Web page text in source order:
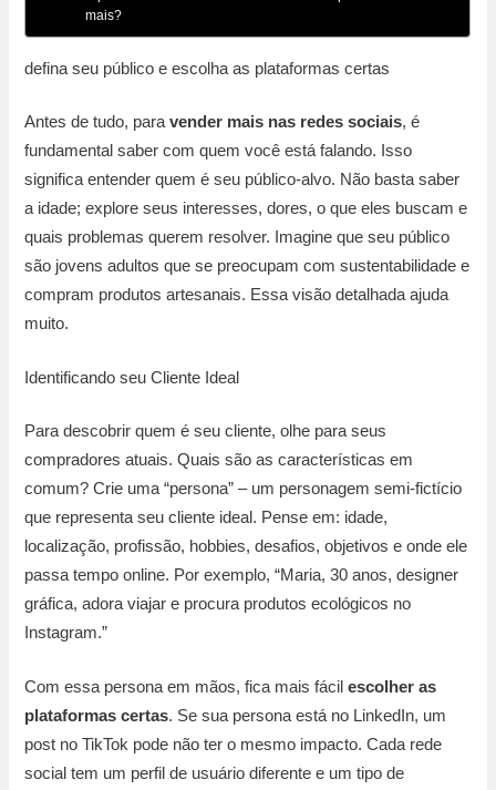
mais?
defina seu público e escolha as plataformas certas
Antes de tudo, paravender mais nas redes sociais, é
fundamental saber com quem você está falando. Isso
significa entender quem é seu público-alvo. Não basta saber
a idade; explore seus interesses, dores, o que eles buscam e
quais problemas querem resolver. Imagine que seu público
são jovens adultos que se preocupam com sustentabilidade e
compram produtos artesanais. Essa visão detalhada ajuda
muito.
Identificando seu Cliente Ideal
Para descobrir quem é seu cliente, olhe para seus
compradores atuais. Quais são as características em
comum? Crie uma “persona” – um personagem semi-fictício
que representa seu cliente ideal. Pense em: idade,
localização, profissão, hobbies, desafios, objetivos e onde ele
passa tempo online. Por exemplo, “Maria, 30 anos, designer
gráfica, adora viajar e procura produtos ecológicos no
Instagram.”
Com essa persona em mãos, fica mais fácilescolher as
plataformas certas. Se sua persona está no LinkedIn, um
post no TikTok pode não ter o mesmo impacto. Cada rede
social tem um perfil de usuário diferente e um tipo de